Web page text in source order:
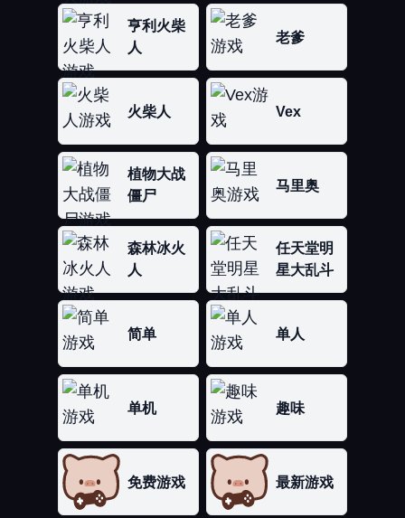
亨利火柴
人
老爹
火柴人 Vex
植物大战
僵尸
马里奥
森林冰火
人
任天堂明
星大乱斗
简单 单人
单机 趣味
免费游戏 最新游戏